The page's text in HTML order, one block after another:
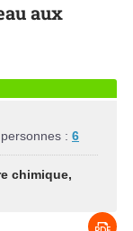
aux
: 6
chimique,